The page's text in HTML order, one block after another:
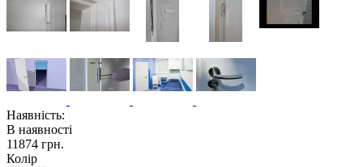
Наявність:
В наявності
11874 грн.
Колір